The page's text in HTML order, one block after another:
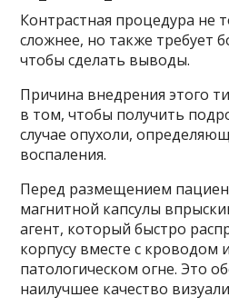
Контрастная процедура не
сложнее, но также требует
чтобы сделать выводы.
Причина внедрения этого
в том, чтобы получить
случае опухоли,
воспаления.
Перед размещением
магнитной капсулы
агент, который быстро
корпусу вместе с кроводом
патологическом огне. Это
наилучшее качество